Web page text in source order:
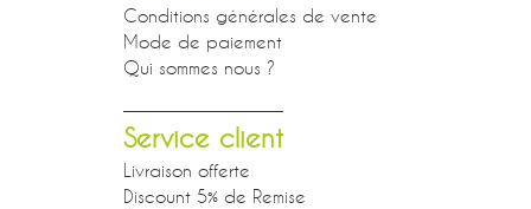
Conditions générales de vente
Mode de paiement
Qui sommes nous ?
Service client
Livraison offerte
Discount 5% de Remise